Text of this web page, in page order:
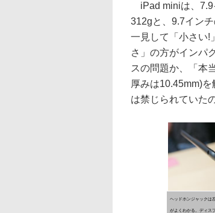
iPad miniは、7.9
312gと、9.7イン
一見して「小さい!
さ」の方がインパ
スの問題か、「本
厚みは10.45mm)
は禁じられていた
ヘッドホンジャックは
がよくわかる。ディス